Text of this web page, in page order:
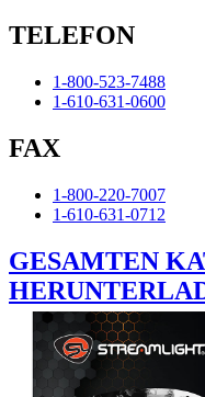
TELEFON
1-800-523-7488
1-610-631-0600
FAX
1-800-220-7007
1-610-631-0712
GESAMTEN